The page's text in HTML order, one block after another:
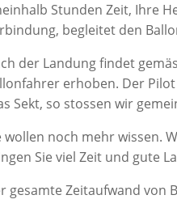
Stunden Zeit, Ihre
begleitet den
der Landung findet
erhoben. Der
Sekt, so stossen wir
wollen noch mehr wissen.
Sie viel Zeit und gute
gesamte Zeitaufwand von